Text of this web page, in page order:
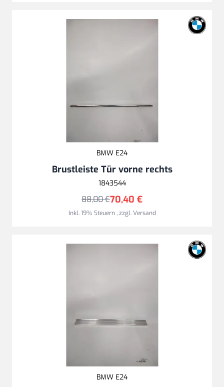
BMW E24
Brustleiste Tür vorne rechts
1843544
70,40 €
88,00 €
Inkl. 19% Steuern,zzgl.Versand
BMW E24